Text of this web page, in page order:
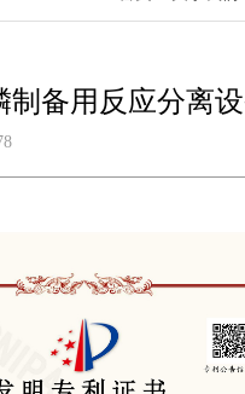
制备用反应分离